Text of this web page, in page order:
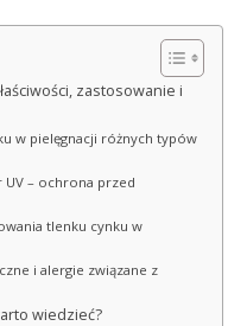
zastosowanie i
w pielęgnacji różnych typów
UV – ochrona przed
tlenku cynku w
i alergie związane z
wiedzieć?